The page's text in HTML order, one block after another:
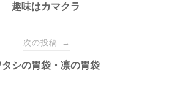
趣味はカマクラ
次の投稿 →
タシの胃袋・凛の胃袋